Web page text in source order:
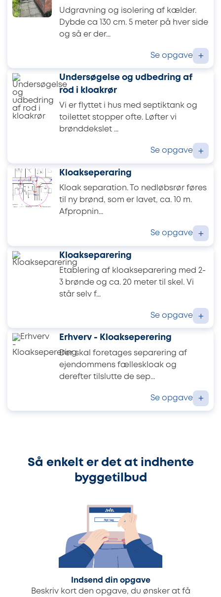
Udgravning og isolering af kælder.
Dybde ca 130 cm. 5 meter på hver side
og så er der...
Se opgave +
Undersøgelse og udbedring af
rod i kloakrør
Vi er flyttet i hus med septiktank og
toilettet stopper ofte. Løfter vi
brønddekslet ...
Se opgave +
Kloakseperaring
Kloak separation. To nedløbsrør føres
til ny brønd, som er lavet, ca. 10 m.
Afpropnin...
Se opgave +
Kloakseparering
Etablering af kloakseparering med 2-
3 brønde og ca. 20 meter til skel. Vi
står selv f...
Se opgave +
Erhverv - Kloakseperering
Der skal foretages separering af
ejendommens fælleskloak og
derefter tilslutte de sep...
Se opgave +
Så enkelt er det at indhente
byggetilbud
Indsend din opgave
Beskriv kort den opgave, du ønsker at få